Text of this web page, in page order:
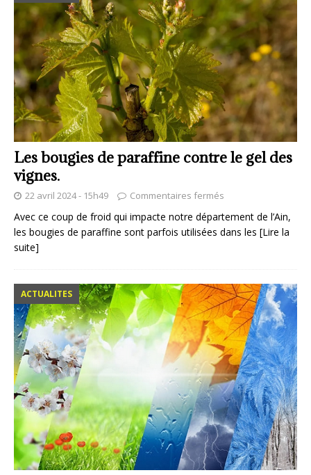
Les bougies de paraffine contre le gel des
vignes.
22 avril 2024 - 15h49 Commentaires fermés
Avec ce coup de froid qui impacte notre département de l’Ain,
les bougies de paraffine sont parfois utilisées dans les [Lire la
suite]
ACTUALITES